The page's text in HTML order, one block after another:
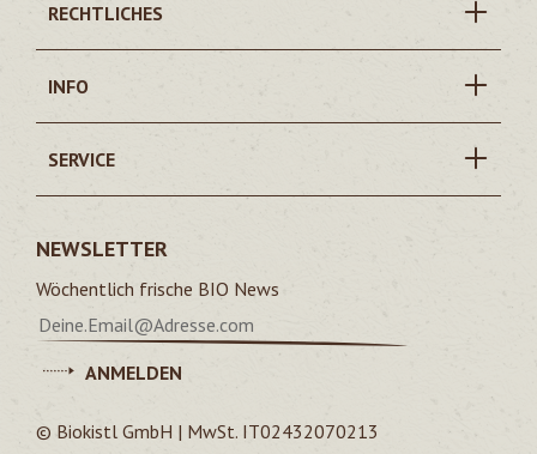
RECHTLICHES
INFO
SERVICE
NEWSLETTER
Wöchentlich frische BIO News
ANMELDEN
© Biokistl GmbH | MwSt. IT02432070213